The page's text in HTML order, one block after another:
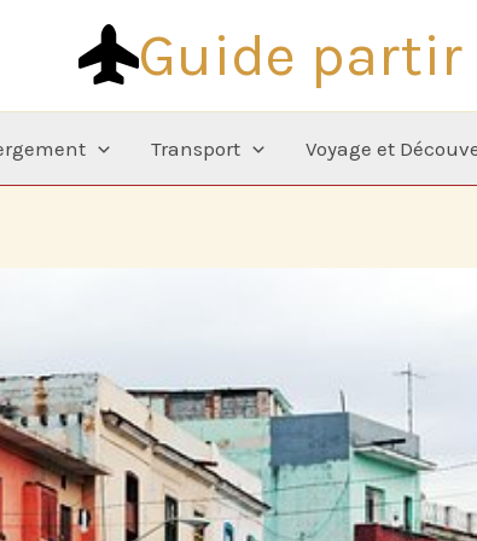
Guide partir
Transport Voyage et